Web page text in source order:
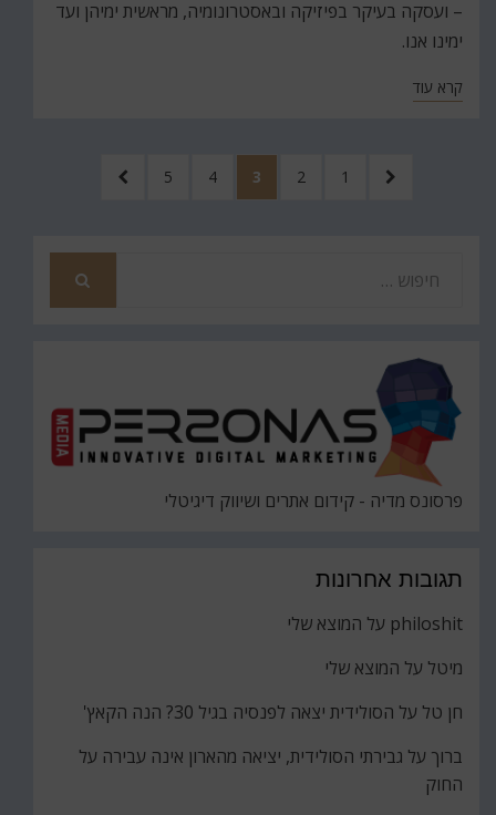
– ועסקה בעיקר בפיזיקה ובאסטרונומיה, מראשית ימיהן ועד
ימינו אנו.
קרא עוד
עמוד1 עמוד
2 עמוד
3 עמוד
4 עמוד
5
לעמוד
פרסונס מדיה - קידום אתרים ושיווק דיגיטלי
תגובות אחרונות
philoshit על המוצא שלי
מיטל על המוצא שלי
חן טל על הסולידית יצאה לפנסיה בגיל 30? הנה הקאץ'
ברוך על גבירתי הסולידית, יציאה מהארון אינה עבירה על
החוק